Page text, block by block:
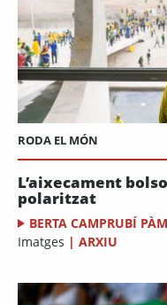
RODA EL MÓN
L’aixecament
polaritzat
BERTA CAMPRUBÍ
Imatges | ARXIU